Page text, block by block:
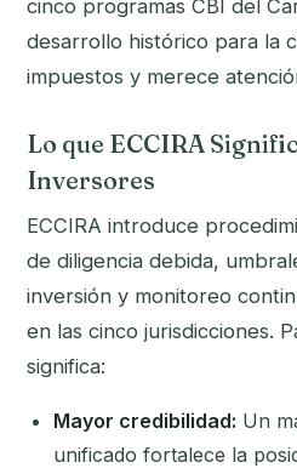
cinco programas CBI del
desarrollo histórico para la
impuestos y merece
Lo que ECCIRA
Inversores
ECCIRA introduce
de diligencia debida,
inversión y monitoreo
en las cinco jurisdicciones.
significa:
Mayor credibilidad: Un
unificado fortalece la